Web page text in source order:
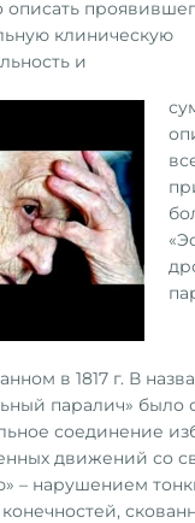
описать
клиническую
и
в 1817 г. В
паралич» было
соединение
движений со
– нарушением